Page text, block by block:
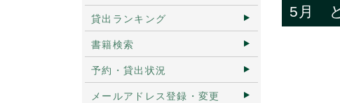
5月
貸出ランキング
書籍検索
予約・貸出状況
メールアドレス登録・変更